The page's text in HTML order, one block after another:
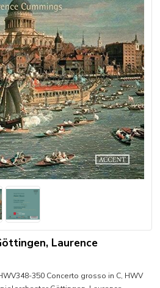
Laurence
350 Concerto grosso in C, HWV